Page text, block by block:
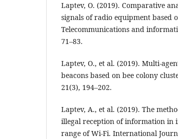
Laptev, O. (2019). Comparative
signals of radio equipment based
Telecommunications and
71–83.
Laptev, O., et al. (2019). Multi-
beacons based on bee colony
21(3), 194–202.
Laptеv, A., et al. (2019). The
illegal reception of information in
range of Wi-Fi. International